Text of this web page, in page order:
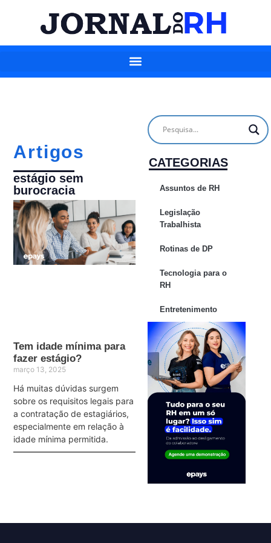
Artigos
estágio sem
burocracia
Tem idade mínima para
fazer estágio?
março 13, 2025
Há muitas dúvidas surgem
sobre os requisitos legais para
a contratação de estagiários,
especialmente em relação à
idade mínima permitida.
CATEGORIAS
Assuntos de RH
Legislação
Trabalhista
Rotinas de DP
Tecnologia para o
RH
Entretenimento